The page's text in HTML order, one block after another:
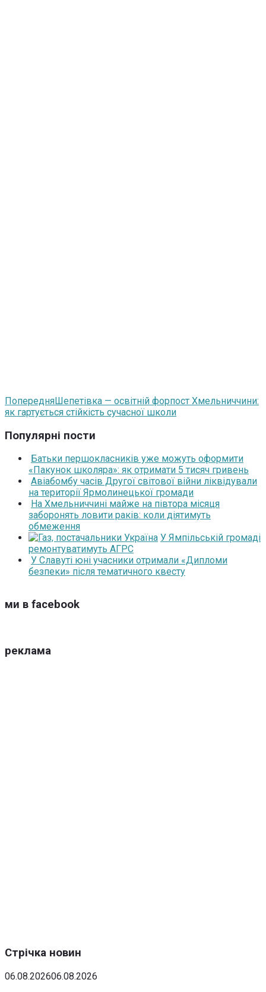
ПопередняШепетівка — освітній форпост Хмельниччини:
як гартується стійкість сучасної школи
Популярні пости
Батьки першокласників уже можуть оформити
«Пакунок школяра»: як отримати 5 тисяч гривень
Авіабомбу часів Другої світової війни ліквідували
на території Ярмолинецької громади
На Хмельниччині майже на півтора місяця
заборонять ловити раків: коли діятимуть
обмеження
У Ямпільській громаді
ремонтуватимуть АГРС
У Славуті юні учасники отримали «Дипломи
безпеки» після тематичного квесту
ми в facebook
реклама
Стрічка новин
06.08.202606.08.2026